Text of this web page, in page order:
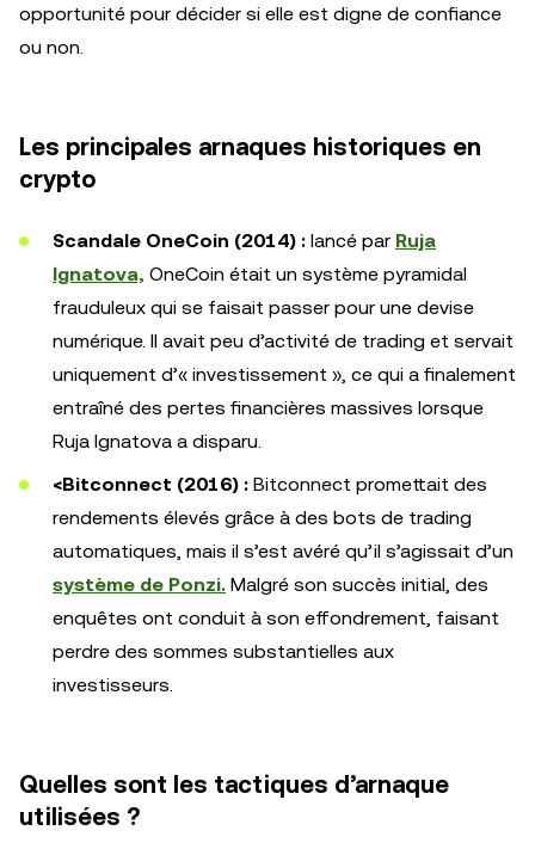
opportunité pour décider si elle est digne de confiance
ou non.
Les principales arnaques historiques en
crypto
Scandale OneCoin (2014) : lancé par Ruja
Ignatova, OneCoin était un système pyramidal
frauduleux qui se faisait passer pour une devise
numérique. Il avait peu d’activité de trading et servait
uniquement d’« investissement », ce qui a finalement
entraîné des pertes financières massives lorsque
Ruja Ignatova a disparu.
<Bitconnect (2016) : Bitconnect promettait des
rendements élevés grâce à des bots de trading
automatiques, mais il s’est avéré qu’il s’agissait d’un
système de Ponzi. Malgré son succès initial, des
enquêtes ont conduit à son effondrement, faisant
perdre des sommes substantielles aux
investisseurs.
Quelles sont les tactiques d’arnaque
utilisées ?